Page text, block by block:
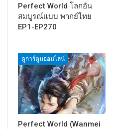
Perfect World โลกอัน
สมบูรณ์แบบ พากย์ไทย
EP1-EP270
ดูการ์ตูนออนไลน์
Perfect World (Wanmei